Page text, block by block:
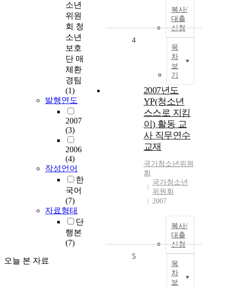
소년
위원
회 청
소년
보호
단 매
체환
경팀
(1)
발행연도
2007
(3)
2006
(4)
작성언어
한
국어
(7)
자료형태
단
행본
(7)
오늘 본 자료
복사/
대출
신청
목
차
보
기
4
2007년도
YP(청소년
스스로 지킴
이) 활동 교
사 직무연수
교재
국가청소년위원
회
국가청소년
위원회
2007
복사/
대출
신청
목
차
보
5